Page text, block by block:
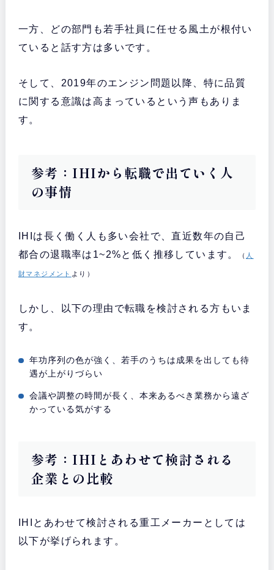
一方、どの部門も若手社員に任せる風土が根付い
ていると話す方は多いです。
そして、2019年のエンジン問題以降、特に品質
に関する意識は高まっているという声もありま
す。
参考：IHIから転職で出ていく人
の事情
IHIは長く働く人も多い会社で、直近数年の自己
都合の退職率は1~2%と低く推移しています。
（ 人
財マネジメント より）
しかし、以下の理由で転職を検討される方もいま
す。
年功序列の色が強く、若手のうちは成果を出しても待
遇が上がりづらい
会議や調整の時間が長く、本来あるべき業務から遠ざ
かっている気がする
参考：IHIとあわせて検討される
企業との比較
IHIとあわせて検討される重工メーカーとしては
以下が挙げられます。